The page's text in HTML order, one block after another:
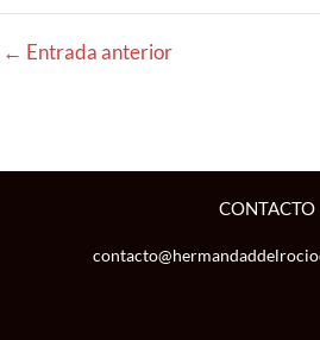
← Entrada anterior
CONTACTO